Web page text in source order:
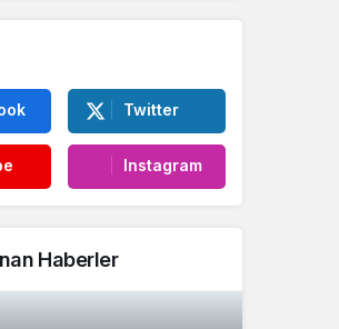
Twitter
Instagram
Haberler